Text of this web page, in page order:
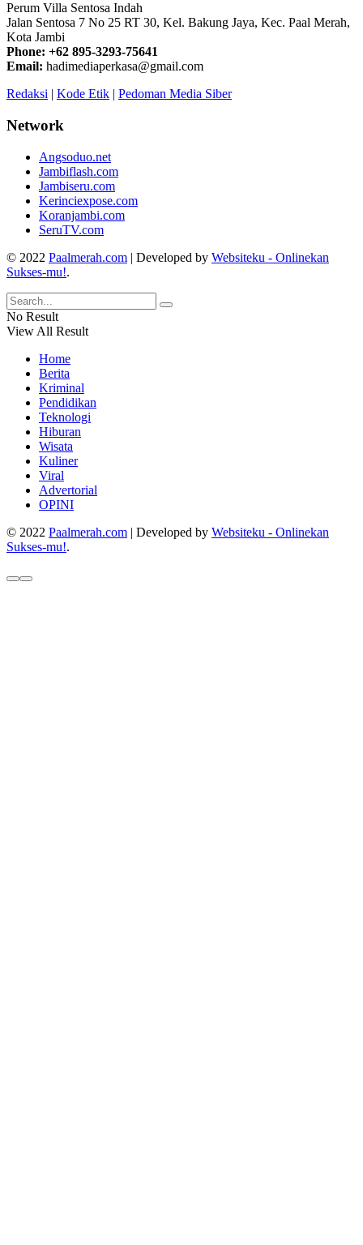
Perum Villa Sentosa Indah
Jalan Sentosa 7 No 25 RT 30, Kel. Bakung Jaya, Kec. Paal Merah,
Kota Jambi
Phone: +62 895-3293-75641
Email: hadimediaperkasa@gmail.com
Redaksi | Kode Etik | Pedoman Media Siber
Network
Angsoduo.net
Jambiflash.com
Jambiseru.com
Kerinciexpose.com
Koranjambi.com
SeruTV.com
© 2022 Paalmerah.com | Developed by Websiteku - Onlinekan
Sukses-mu!.
No Result
View All Result
Home
Berita
Kriminal
Pendidikan
Teknologi
Hiburan
Wisata
Kuliner
Viral
Advertorial
OPINI
© 2022 Paalmerah.com | Developed by Websiteku - Onlinekan
Sukses-mu!.